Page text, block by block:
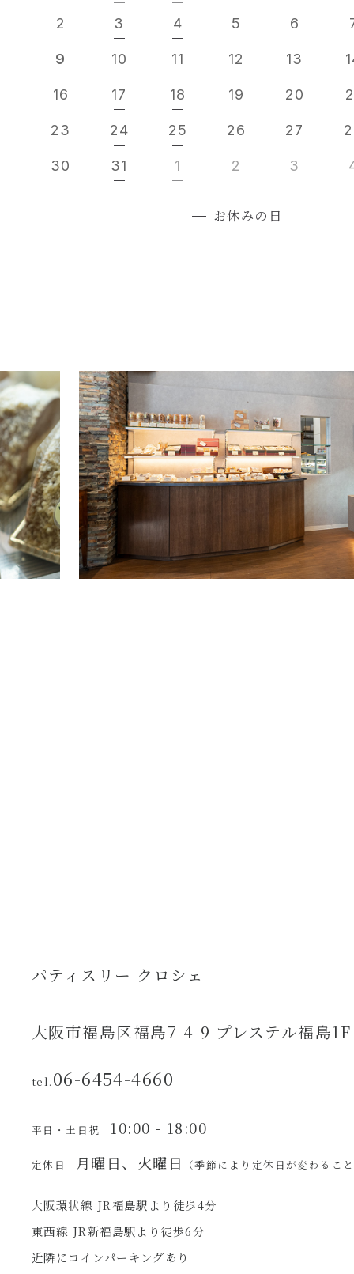
2 3 4 5 6
9 10 11 12 13
16 17 18 19 20
23 24 25 26 27
30 31 1 2 3
お休みの日
パティスリー クロシェ
大阪市福島区福島7-4-9 プレステル福島1F
tel. 06-6454-4660
平日・土日祝 10:00 - 18:00
定休日 月曜日、火曜日 （季節により定休日が変わるこ
大阪環状線 JR福島駅より徒歩4分
東西線 JR新福島駅より徒歩6分
近隣にコインパーキングあり